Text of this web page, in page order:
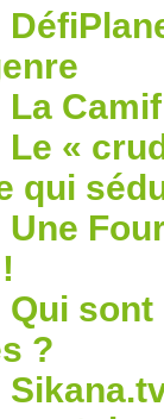
La
Le «
qui
Une
Qui
?